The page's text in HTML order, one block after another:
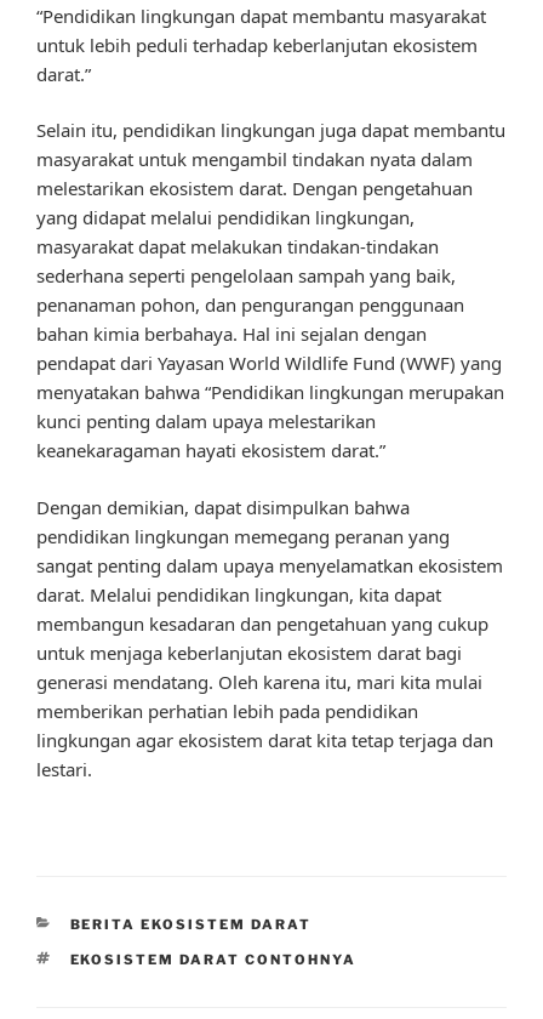
“Pendidikan lingkungan dapat membantu masyarakat
untuk lebih peduli terhadap keberlanjutan ekosistem
darat.”
Selain itu, pendidikan lingkungan juga dapat membantu
masyarakat untuk mengambil tindakan nyata dalam
melestarikan ekosistem darat. Dengan pengetahuan
yang didapat melalui pendidikan lingkungan,
masyarakat dapat melakukan tindakan-tindakan
sederhana seperti pengelolaan sampah yang baik,
penanaman pohon, dan pengurangan penggunaan
bahan kimia berbahaya. Hal ini sejalan dengan
pendapat dari Yayasan World Wildlife Fund (WWF) yang
menyatakan bahwa “Pendidikan lingkungan merupakan
kunci penting dalam upaya melestarikan
keanekaragaman hayati ekosistem darat.”
Dengan demikian, dapat disimpulkan bahwa
pendidikan lingkungan memegang peranan yang
sangat penting dalam upaya menyelamatkan ekosistem
darat. Melalui pendidikan lingkungan, kita dapat
membangun kesadaran dan pengetahuan yang cukup
untuk menjaga keberlanjutan ekosistem darat bagi
generasi mendatang. Oleh karena itu, mari kita mulai
memberikan perhatian lebih pada pendidikan
lingkungan agar ekosistem darat kita tetap terjaga dan
lestari.
CATEGORIES
BERITA EKOSISTEM DARAT
TAGS
EKOSISTEM DARAT CONTOHNYA